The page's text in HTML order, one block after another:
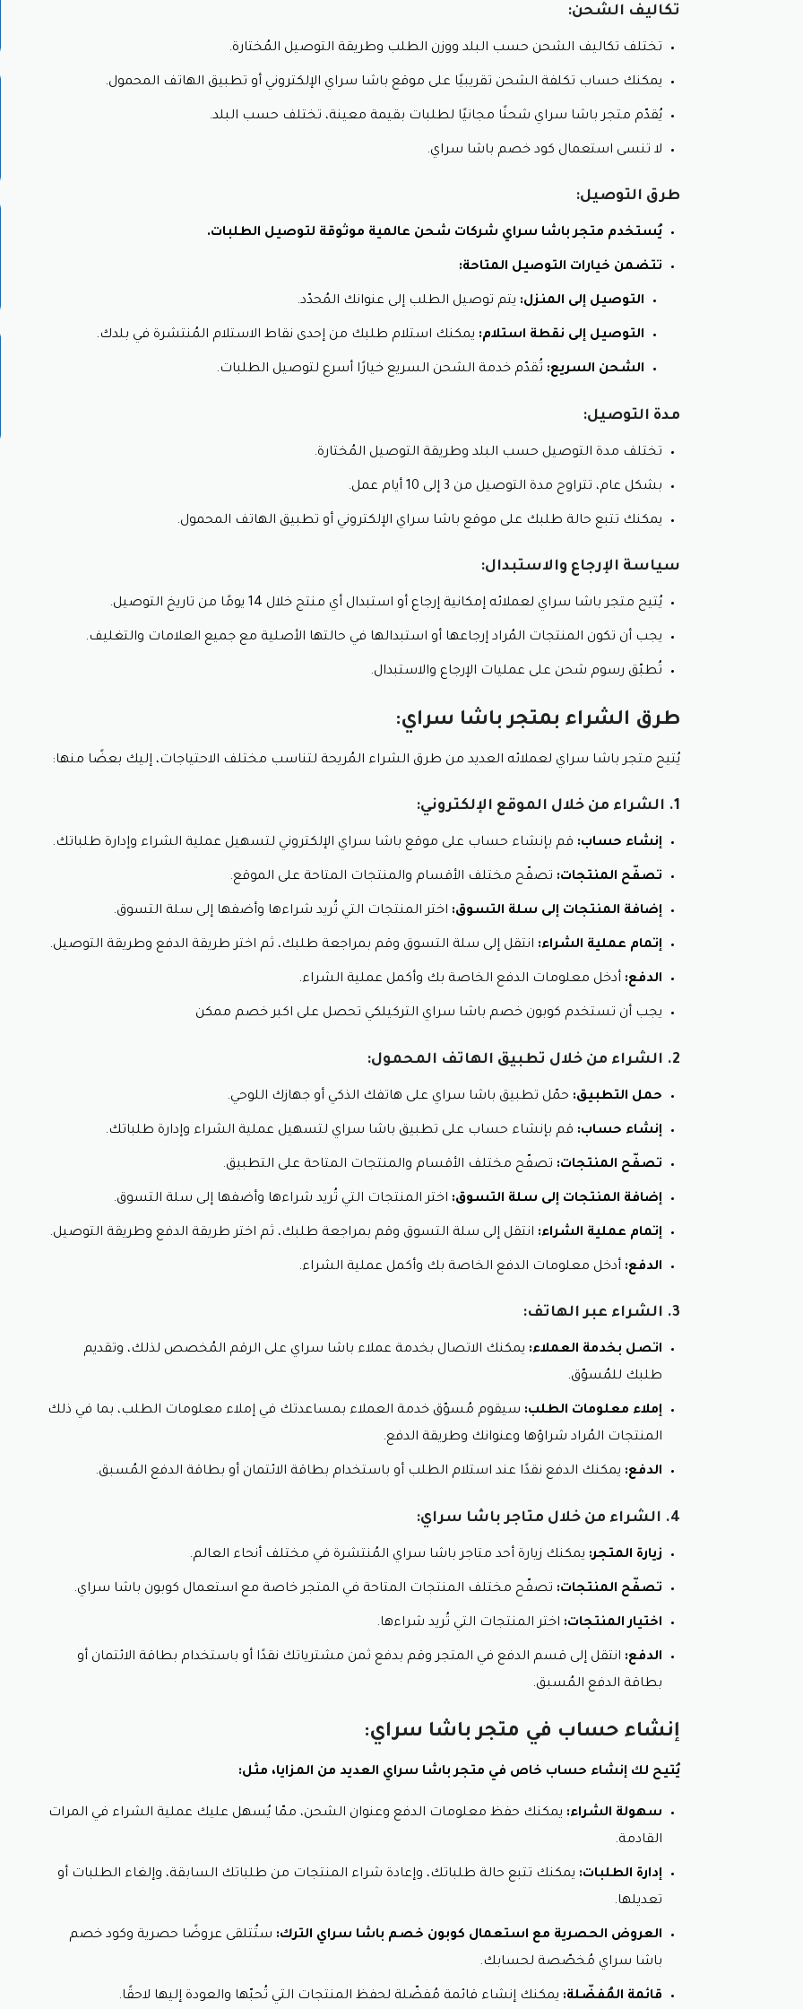
المُفروشات:أضفوا لمسة من الألوان والنقوشات التركية على ديكور منزلكم مع سجادات ومُفروشات مُطرزة
القطع الفنية:اقتنوا قطعًا فنية تُجسّد جمال الخط العربي أو الزخارف العثمانية، لتزيين منزلكم بأسلوب فريد.
تمتع بالعروض والخصزمات مع استخدام كوبون خصم باشا سراي
أهمية كود خصم باشا سراي
يُعدّ كود خصم باشا سراي مفتاحًا لكسب العديد من المزايا عند التسوق من متجر باشا سراي الإلكتروني، فهو
وتخفيضات هائلة مع كود خصم باشا سراي على مختلف المنتجات التركية الأصيلة التي يقدمها المتجر. إليك
خصومات كبيرة:
عليك مبالغ مالية كبيرة.
تُقدم كود خصم باشا سراي شحنًا مجانيًا على
عروض حصرية:
تُتيح لك أكواد الخصم الاستفادة من عروض حصرية مع كود خصم باشا سراي غير متاحة
تخفيضات إضافية على مشترياتك مع استعمال كود خصم باشا سراي.
مع توفير المال من خلال كود خصم باشا سراي يُمكنك شراء المزيد من المنتجات التي تُحبّها دون
تجربة منتجات جديدة:تُشجّعك التخفيضات على تجربة منتجات جديدة لم تكن تفكر بشرائها من قبل، ممّا قد
منتجات جديدة تُصبح من مُفضّلاتك خاصة مع تفعيل كود باشا سراي.
شعور بالرضا:
عروض مُتجدّدة:يُقدّم متجر باشا سراي عروضًا جديدة مع كود خصم باشا سراي على فترات مُتباينة، ممّا يعني
مُواكبة العروض مع تفعيل كود باشا سراي:
ابحث عن كود خصم باشا سراي الجديدة على مواقع الكوبونات
مواقع التواصل الاجتماعي، لضمان حصولك على أفضل العروض المُتاحة.
4. سهولة الاستخدام:
شروط واضحة:تُوضّح متجر باشا سراي شروط استخدام كلّ كود خصم باشا سراي بوضوح، ممّا يسهل عليك
نصائح للحصول على أفضل عروض باشا سراي مع تقديم كود باشا سراي
اشترك في القائمة البريدية:
ستُتلقى رسائل بريد إلكتروني تُخبرك بالعروض الجديدة وأكواد الخصم المُتاحة.
تابع صفحات المتجر على مواقع التواصل الاجتماعي:تُعلن صفحات المتجر على مواقع التواصل
قارن الأسعار بعد استخدام كوبون خصم باشا سراي التركي:
قارن أسعار المنتجات على مختلف المواقع
أفضل سعر مع استخدام كود خصم باشا سراي .
تكاليف الشحن:
تختلف تكاليف الشحن حسب البلد ووزن الطلب وطريقة التوصيل المُختارة.
يمكنك حساب تكلفة الشحن تقريبيًا على موقع باشا سراي الإلكتروني أو تطبيق الهاتف المحمول.
يُقدّم متجر باشا سراي شحنًا مجانيًا لطلبات بقيمة معينة، تختلف حسب البلد.
لا تنسى استعمال كود خصم باشا سراي.
طرق التوصيل:
يُستخدم متجر باشا سراي شركات شحن عالمية موثوقة لتوصيل الطلبات.
تتضمن خيارات التوصيل المتاحة:
التوصيل إلى المنزل: يتم توصيل الطلب إلى عنوانك المُحدّد.
التوصيل إلى نقطة استلام: يمكنك استلام طلبك من إحدى نقاط الاستلام المُنتشرة في بلدك.
الشحن السريع: تُقدّم خدمة الشحن السريع خيارًا أسرع لتوصيل الطلبات.
مدة التوصيل:
تختلف مدة التوصيل حسب البلد وطريقة التوصيل المُختارة.
بشكل عام، تتراوح مدة التوصيل من 3 إلى 10 أيام عمل.
يمكنك تتبع حالة طلبك على موقع باشا سراي الإلكتروني أو تطبيق الهاتف المحمول.
سياسة الإرجاع والاستبدال:
يُتيح متجر باشا سراي لعملائه إمكانية إرجاع أو استبدال أي منتج خلال 14 يومًا من تاريخ التوصيل.
يجب أن تكون المنتجات المُراد إرجاعها أو استبدالها في حالتها الأصلية مع جميع العلامات والتغليف.
تُطبّق رسوم شحن على عمليات الإرجاع والاستبدال.
طرق الشراء بمتجر باشا سراي:
يُتيح متجر باشا سراي لعملائه العديد من طرق الشراء المُريحة لتناسب مختلف الاحتياجات، إليك بعضًا منها:
1. الشراء من خلال الموقع الإلكتروني:
إنشاء حساب: قم بإنشاء حساب على موقع باشا سراي الإلكتروني لتسهيل عملية الشراء وإدارة طلباتك.
تصفّح المنتجات: تصفّح مختلف الأقسام والمنتجات المتاحة على الموقع.
إضافة المنتجات إلى سلة التسوق: اختر المنتجات التي تُريد شراءها وأضفها إلى سلة التسوق.
إتمام عملية الشراء: انتقل إلى سلة التسوق وقم بمراجعة طلبك، ثم اختر طريقة الدفع وطريقة التوصيل.
الدفع: أدخل معلومات الدفع الخاصة بك وأكمل عملية الشراء.
يجب أن تستخدم كوبون خصم باشا سراي التركيلكي تحصل على اكبر خصم ممكن
2. الشراء من خلال تطبيق الهاتف المحمول:
حمل التطبيق: حمّل تطبيق باشا سراي على هاتفك الذكي أو جهازك اللوحي.
إنشاء حساب: قم بإنشاء حساب على تطبيق باشا سراي لتسهيل عملية الشراء وإدارة طلباتك.
تصفّح المنتجات: تصفّح مختلف الأقسام والمنتجات المتاحة على التطبيق.
إضافة المنتجات إلى سلة التسوق: اختر المنتجات التي تُريد شراءها وأضفها إلى سلة التسوق.
إتمام عملية الشراء: انتقل إلى سلة التسوق وقم بمراجعة طلبك، ثم اختر طريقة الدفع وطريقة التوصيل.
الدفع: أدخل معلومات الدفع الخاصة بك وأكمل عملية الشراء.
3. الشراء عبر الهاتف:
اتصل بخدمة العملاء: يمكنك الاتصال بخدمة عملاء باشا سراي على الرقم المُخصص لذلك، وتقديم
طلبك للمُسوّق.
إملاء معلومات الطلب: سيقوم مُسوّق خدمة العملاء بمساعدتك في إملاء معلومات الطلب، بما في ذلك
المنتجات المُراد شراؤها وعنوانك وطريقة الدفع.
الدفع: يمكنك الدفع نقدًا عند استلام الطلب أو باستخدام بطاقة الائتمان أو بطاقة الدفع المُسبق.
4. الشراء من خلال متاجر باشا سراي:
زيارة المتجر: يمكنك زيارة أحد متاجر باشا سراي المُنتشرة في مختلف أنحاء العالم.
تصفّح المنتجات: تصفّح مختلف المنتجات المتاحة في المتجر خاصة مع استعمال كوبون باشا سراي.
اختيار المنتجات: اختر المنتجات التي تُريد شراءها.
الدفع: انتقل إلى قسم الدفع في المتجر وقم بدفع ثمن مشترياتك نقدًا أو باستخدام بطاقة الائتمان أو
بطاقة الدفع المُسبق.
إنشاء حساب في متجر باشا سراي:
يُتيح لك إنشاء حساب خاص في متجر باشا سراي العديد من المزايا، مثل:
سهولة الشراء: يمكنك حفظ معلومات الدفع وعنوان الشحن، ممّا يُسهل عليك عملية الشراء في المرات
القادمة.
إدارة الطلبات: يمكنك تتبع حالة طلباتك، وإعادة شراء المنتجات من طلباتك السابقة، وإلغاء الطلبات أو
تعديلها.
العروض الحصرية مع استعمال كوبون خصم باشا سراي الترك: ستُتلقى عروضًا حصرية وكود خصم
باشا سراي مُخصّصة لحسابك.
قائمة المُفضّلة: يمكنك إنشاء قائمة مُفضّلة لحفظ المنتجات التي تُحبّها والعودة إليها لاحقًا.